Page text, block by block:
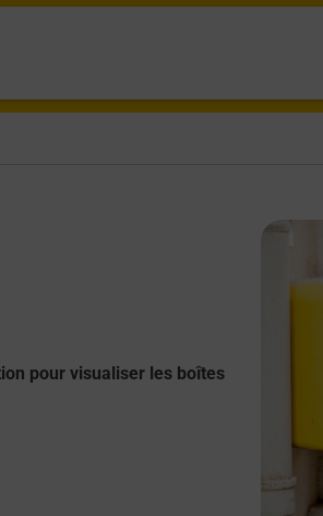
pour visualiser les boîtes